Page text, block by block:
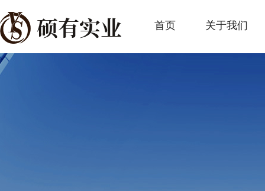
首页 关于我们